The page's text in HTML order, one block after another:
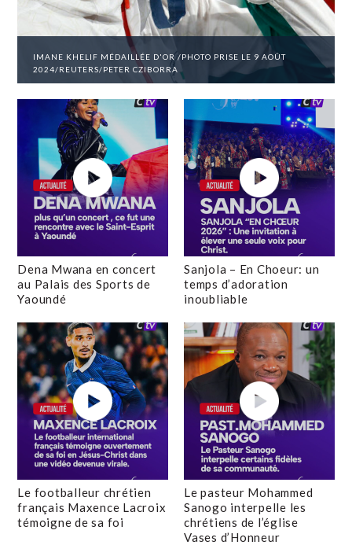
IMANE KHELIF MÉDAILLÉE D'OR /PHOTO PRISE LE 9 AOÛT
2024/REUTERS/PETER CZIBORRA
Dena Mwana en concert
au Palais des Sports de
Yaoundé
Sanjola – En Choeur: un
temps d’adoration
inoubliable
Le footballeur chrétien
français Maxence Lacroix
témoigne de sa foi
Le pasteur Mohammed
Sanogo interpelle les
chrétiens de l’église
Vases d’Honneur